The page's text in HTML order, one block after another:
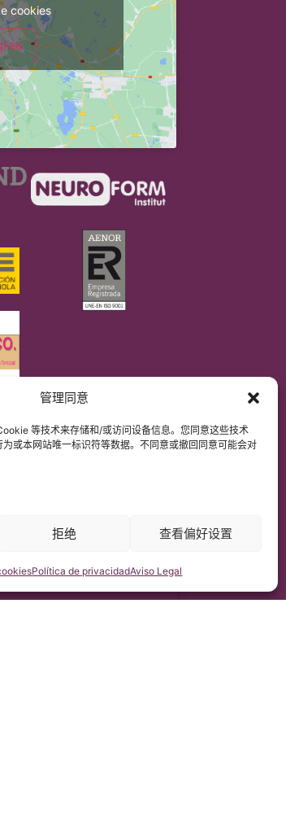
管理同意
等技术来存储和/或访问设备信息。您同意这些技术
或本网站唯一标识符等数据。不同意或撤回同意可能会对
拒绝 查看偏好设置
Política de privacidadAviso Legal
cookies